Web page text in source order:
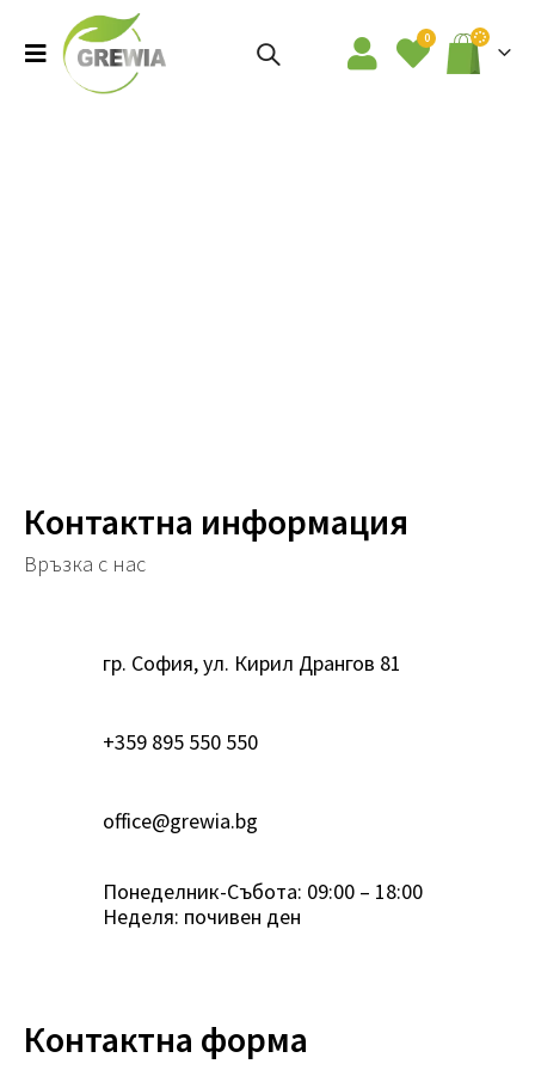
0
Контактна информация
Връзка с нас
гр. София, ул. Кирил Дрангов 81
+359 895 550 550
office@grewia.bg
Понеделник-Събота: 09:00 – 18:00
Неделя: почивен ден
Контактна форма